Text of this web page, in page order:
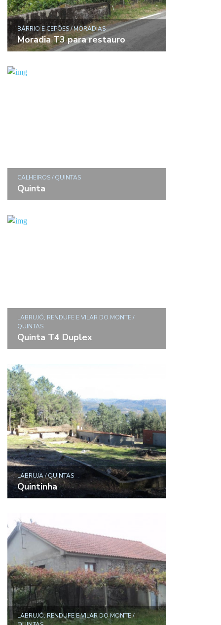
BÁRRIO E CEPÕES / MORADIAS
Moradia T3 para restauro
CALHEIROS / QUINTAS
Quinta
LABRUJÓ, RENDUFE E VILAR DO MONTE /
QUINTAS
Quinta T4 Duplex
LABRUJA / QUINTAS
Quintinha
LABRUJÓ, RENDUFE E VILAR DO MONTE /